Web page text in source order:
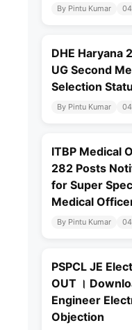
By Pintu Kumar
DHE Haryana
UG Second
Selection
By Pintu Kumar
ITBP Medical
282 Posts
for Super
Medical
By Pintu Kumar
PSPCL JE
OUT ।
Engineer
Objection